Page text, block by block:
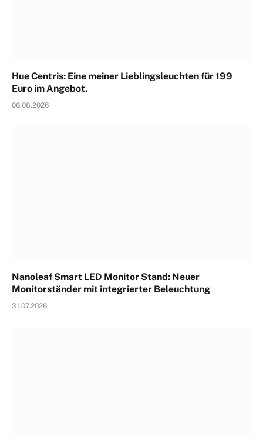
Hue Centris: Eine meiner Lieblingsleuchten für 199
Euro im Angebot.
06.08.2026
Nanoleaf Smart LED Monitor Stand: Neuer
Monitorständer mit integrierter Beleuchtung
31.07.2026